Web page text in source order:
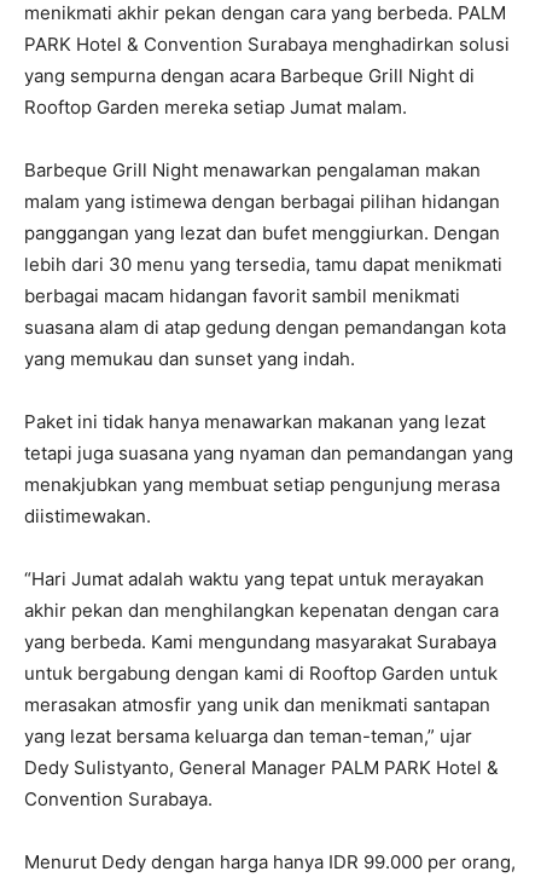
menikmati akhir pekan dengan cara yang berbeda. PALM
PARK Hotel & Convention Surabaya menghadirkan solusi
yang sempurna dengan acara Barbeque Grill Night di
Rooftop Garden mereka setiap Jumat malam.
Barbeque Grill Night menawarkan pengalaman makan
malam yang istimewa dengan berbagai pilihan hidangan
panggangan yang lezat dan bufet menggiurkan. Dengan
lebih dari 30 menu yang tersedia, tamu dapat menikmati
berbagai macam hidangan favorit sambil menikmati
suasana alam di atap gedung dengan pemandangan kota
yang memukau dan sunset yang indah.
Paket ini tidak hanya menawarkan makanan yang lezat
tetapi juga suasana yang nyaman dan pemandangan yang
menakjubkan yang membuat setiap pengunjung merasa
diistimewakan.
“Hari Jumat adalah waktu yang tepat untuk merayakan
akhir pekan dan menghilangkan kepenatan dengan cara
yang berbeda. Kami mengundang masyarakat Surabaya
untuk bergabung dengan kami di Rooftop Garden untuk
merasakan atmosfir yang unik dan menikmati santapan
yang lezat bersama keluarga dan teman-teman,” ujar
Dedy Sulistyanto, General Manager PALM PARK Hotel &
Convention Surabaya.
Menurut Dedy dengan harga hanya IDR 99.000 per orang,